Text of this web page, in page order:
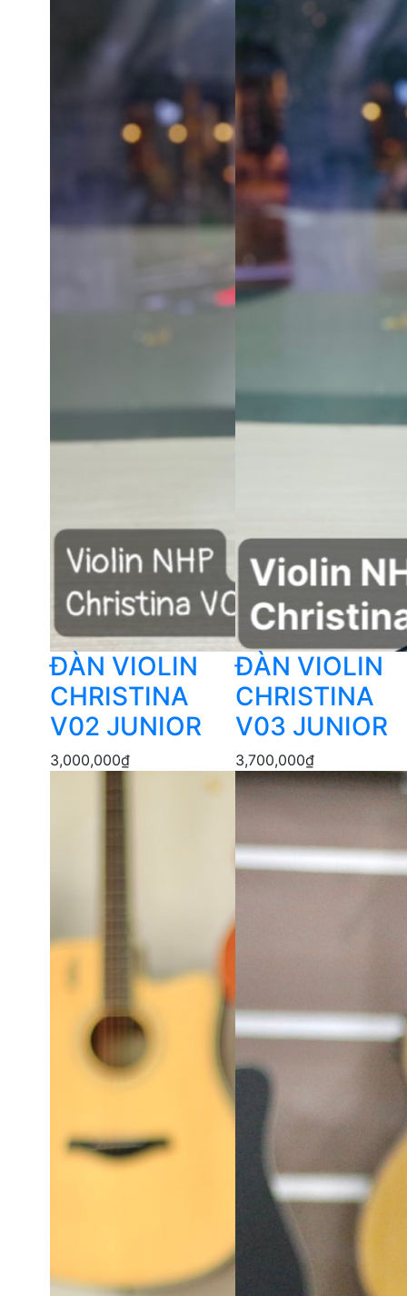
ĐÀN VIOLIN
CHRISTINA
V02 JUNIOR
3,000,000₫
ĐÀN VIOLIN
CHRISTINA
V03 JUNIOR
3,700,000₫